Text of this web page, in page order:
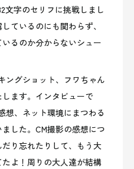
文字のセリフに挑戦しまし
ているのにも関わらず、
るのか分からないシュー
ングショット、フワちゃん
ます。インタビューで
想、ネット環境にまつわる
した。CM撮影の感想につ
り忘れたりして、もう大
よ！周りの大人達が結構